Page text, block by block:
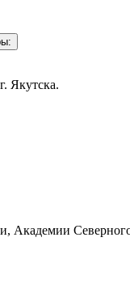
Якутска.
Академии